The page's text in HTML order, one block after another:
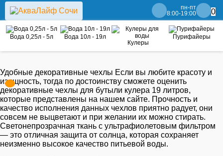
пн-пт
8:00-19:00
0
Вода 0,25л - 5л
Вода 10л - 19л
Кулеры
Пурифайеры
Удобные декоративные чехлы Если вы любите красоту и
изящность, тогда по достоинству сможете оценить
декоративные чехлы для бутыли кулера 19 литров,
которые представлены на нашем сайте. Прочность и
качество исполнения данных чехлов приятно радует, они
совсем не выцветают и при желании их можно стирать.
Cветонепрозрачная ткань с ультрафиолетовым фильтром
— это отличная защита от солнца, которая сохраняет
неизменно высокое качество питьевой воды.